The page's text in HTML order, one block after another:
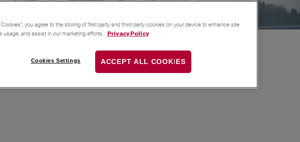
you agree to the storing of first party and third party cookies on your device to enhance site
usage, and assist in our marketing efforts.
Privacy Policy
Cookies Settings ACCEPT ALL COOKIES